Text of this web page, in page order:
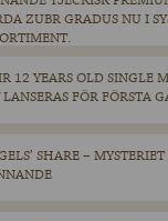
ZUBR GRADUS NU I
12 YEARS OLD SINGLE
FÖR FÖRSTA
SHARE –